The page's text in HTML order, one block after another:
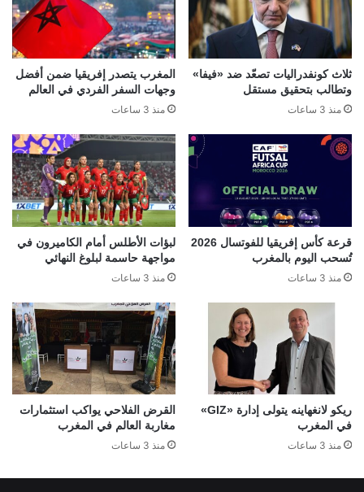
ثلاث كونفدراليات تصعّد ضد «فيفا»
وتطالب بتحقيق مستقل
منذ 3 ساعات
المغرب يتصدر إفريقيا ضمن أفضل
وجهات السفر الفردي في العالم
منذ 3 ساعات
قرعة كأس إفريقيا للفوتسال 2026
تُسحب اليوم بالمغرب
منذ 3 ساعات
لبؤات الأطلس أمام الكاميرون في
مواجهة حاسمة لبلوغ النهائي
منذ 3 ساعات
ريكو لانغهاينه يتولى إدارة «GIZ»
في المغرب
منذ 3 ساعات
القرض الفلاحي يواكب استثمارات
مغاربة العالم في المغرب
منذ 3 ساعات